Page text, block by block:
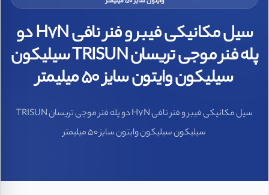
سیل مکانیکی فیبر و فنر نافی H7N دو
پله فنر موجی تریسان TRISUN سیلیکون
سیلیکون وایتون سایز 50 میلیمتر
سیل مکانیکی فیبر و فنر نافی H7N دو پله فنر موجی تریسان TRISUN
سیلیکون سیلیکون وایتون سایز 50 میلیمتر